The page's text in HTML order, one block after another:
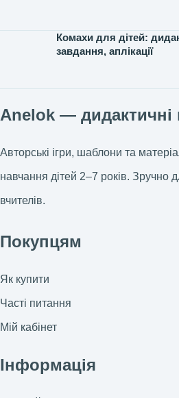
Комахи для дітей:
завдання, аплікації
Anelok — дидактичні
Авторські ігри, шаблони та
навчання дітей 2–7 років. Зручно
вчителів.
Покупцям
Як купити
Часті питання
Мій кабінет
Інформація